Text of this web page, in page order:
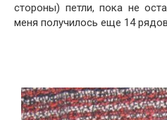
стороны) петли, пока не
меня получилось еще 14